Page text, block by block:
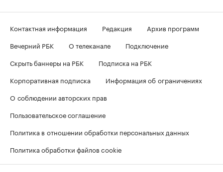
Контактная информация Редакция
Архив программ
Вечерний РБК
О телеканале
Подключение
Скрыть баннеры на РБК
Подписка на РБК
Корпоративная подписка
Информация об ограничениях
О соблюдении авторских прав
Пользовательское соглашение
Политика в отношении обработки персональных данных
Политика обработки файлов cookie